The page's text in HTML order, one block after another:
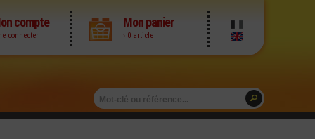
compte
connecter
Mon panier
› 0 article